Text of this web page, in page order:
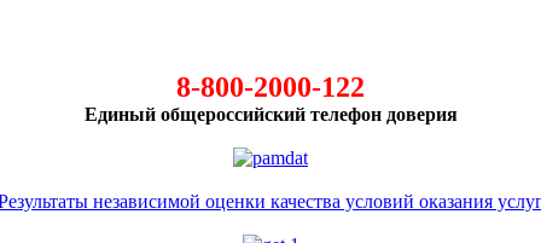
8-800-2000-122
Единый общероссийский телефон доверия
независимой оценки качества условий оказания